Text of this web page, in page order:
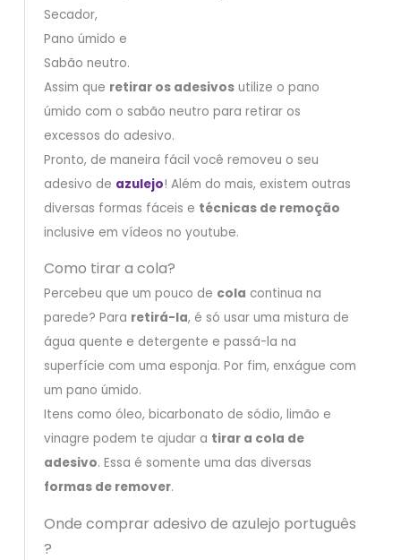
Secador,
Pano úmido e
Sabão neutro.
Assim que retirar os adesivosutilize o pano
úmido com o sabão neutro para retirar os
excessos do adesivo.
Pronto, de maneira fácil você removeu o seu
adesivo de azulejo! Além do mais, existem outras
diversas formas fáceis e técnicas de remoção
inclusive em vídeos no youtube.
Como tirar a cola?
Percebeu que um pouco de cola continua na
parede? Para retirá-la, é só usar uma mistura de
água quente e detergente e passá-la na
superfície com uma esponja. Por fim, enxágue com
um pano úmido.
Itens como óleo, bicarbonato de sódio, limão e
vinagre podem te ajudar a tirar a cola de
adesivo. Essa é somente uma das diversas
formas de remover.
Onde comprar adesivo de azulejo português
?